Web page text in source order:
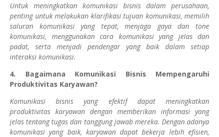
Untuk meningkatkan komunikasi bisnis dalam perusahaan,
penting untuk melakukan klarifikasi tujuan komunikasi, memilih
saluran komunikasi yang tepat, menjaga gaya dan tone
komunikasi, menggunakan cara komunikasi yang jelas dan
padat, serta menjadi pendengar yang baik dalam setiap
interaksi komunikasi.
4. Bagaimana Komunikasi Bisnis Mempengaruhi
Produktivitas Karyawan?
Komunikasi bisnis yang efektif dapat meningkatkan
produktivitas karyawan dengan memberikan informasi yang
jelas tentang tugas dan tanggung jawab mereka. Dengan adanya
komunikasi yang baik, karyawan dapat bekerja lebih efisien,